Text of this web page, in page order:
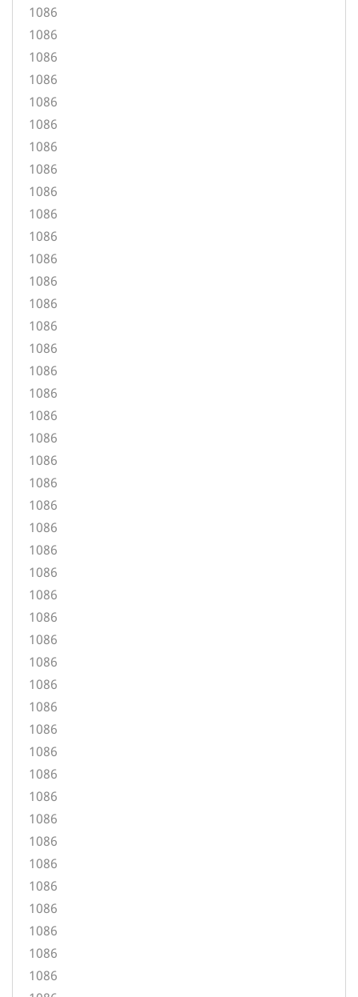
1086
1086
1086
1086
1086
1086
1086
1086
1086
1086
1086
1086
1086
1086
1086
1086
1086
1086
1086
1086
1086
1086
1086
1086
1086
1086
1086
1086
1086
1086
1086
1086
1086
1086
1086
1086
1086
1086
1086
1086
1086
1086
1086
1086